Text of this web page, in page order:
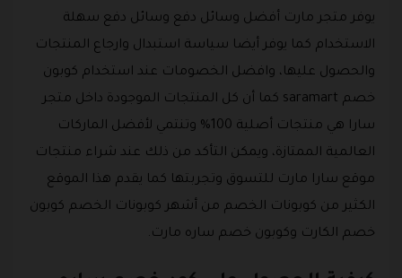
يوفر متجر مارت أفضل وسائل دفع وسائل دفع سهلة
الاستخدام كما يوفر أيضا سياسة استبدال وارجاع المنتجات
والحصول عليها، وافضل الخصومات عند استخدام كوبون
خصم saramart كما أن كل المنتجات الموجودة داخل متجر
سارا هي منتجات أصلية 100% وتنتمي لأفضل الماركات
العالمية الممتازة، ويمكن التأكد من ذلك عند شراء منتجات
موقع سارا مارت للتسوق وتجربتها كما يقدم هذا الموقع
الكثير من كوبونات الخصم من أشهر كوبونات الخصم كوبون
خصم الكارت وكوبون خصم ساره مارت.